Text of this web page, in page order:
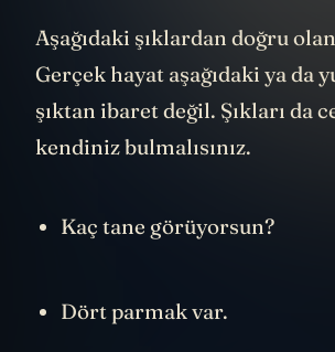
Aşağıdaki şıklardan doğru
Gerçek hayat aşağıdaki ya da
şıktan ibaret değil. Şıkları da